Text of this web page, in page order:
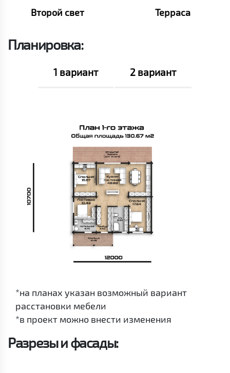
Второй свет Терраса
Планировка:
1 вариант 2 вариант
*на планах указан возможный вариант
расстановки мебели
*в проект можно внести изменения
Разрезы и фасады: